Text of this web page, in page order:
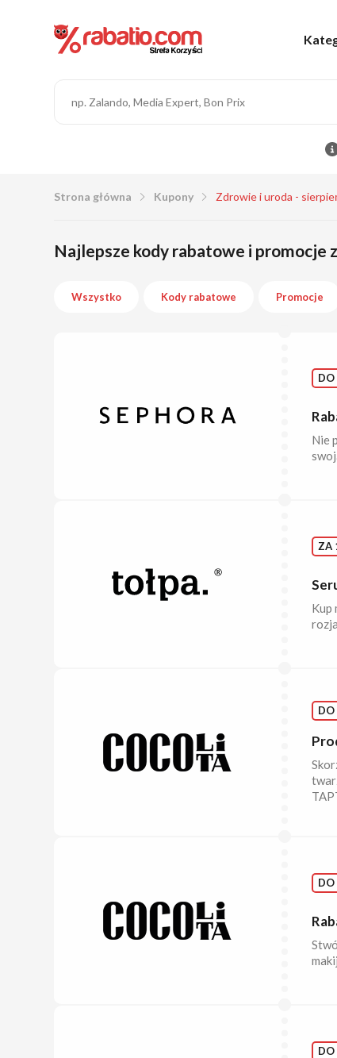
Strona główna Kupony Zdrowie i uroda -
Najlepsze kody rabatowe i promocje
Wszystko Kody rabatowe Promocje
DO
Nie
ZA
Kup
DO
DO
DO